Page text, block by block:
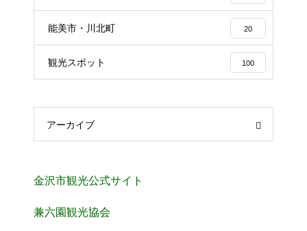
能美市・川北町 20
観光スポット 100
アーカイブ
金沢市観光公式サイト
兼六園観光協会